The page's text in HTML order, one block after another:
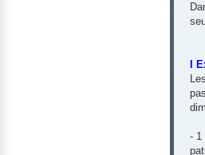
I
- 1